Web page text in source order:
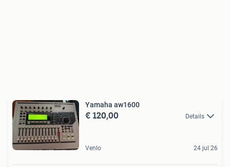
Yamaha aw1600
€ 120,00 Details
Venlo 24 jul 26